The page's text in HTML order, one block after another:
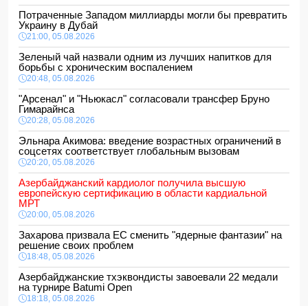
Потраченные Западом миллиарды могли бы превратить
Украину в Дубай
21:00, 05.08.2026
Зеленый чай назвали одним из лучших напитков для
борьбы с хроническим воспалением
20:48, 05.08.2026
"Арсенал" и "Ньюкасл" согласовали трансфер Бруно
Гимарайнса
20:28, 05.08.2026
Эльнара Акимова: введение возрастных ограничений в
соцсетях соответствует глобальным вызовам
20:20, 05.08.2026
Азербайджанский кардиолог получила высшую
европейскую сертификацию в области кардиальной
МРТ
20:00, 05.08.2026
Захарова призвала ЕС сменить "ядерные фантазии" на
решение своих проблем
18:48, 05.08.2026
Азербайджанские тхэквондисты завоевали 22 медали
на турнире Batumi Open
18:18, 05.08.2026